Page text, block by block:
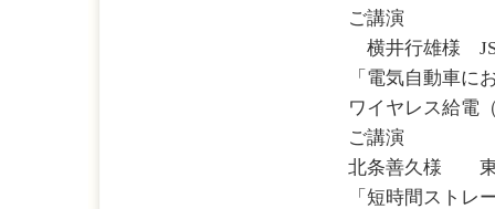
ご講演
横井行雄様
「電気自動車
ワイヤレス給電
ご講演
北条善久様 東
「短時間ストレ